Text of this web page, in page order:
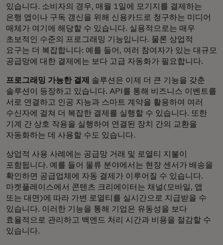
있습니다. 소비자의 경우, 매월 1일에 모기지를 결제하는
은행 앱이나 구독 갱신을 위해 신용카드로 청구하는 미디어
매체가 여기에 해당할 수 있습니다. 실용적으로는 매우
초보적인 수준의 프로그래밍 기능입니다. 물론 상업적
요구는 더 복잡합니다: 예를 들어, 여러 참여자가 있는 대규모
공급망에 대한 결제에는 보다 고급 자동화가 필요합니다.
프로그래밍 가능한 결제
솔루션은 이제 더 큰 기능을 갖춘
솔루션이 등장하고 있습니다. API를 통해 비즈니스 이벤트를
서로 연결하고 인공 지능과 스마트 계약을 활용하여 여러
수신자에 걸쳐 더 복잡한 결제를 실행할 수 있습니다. 또한
기계 간 상호 작용을 실행하여 연결된 장치 간의 교환을
자동화하는 데 사용할 수도 있습니다.
상업적 사용 사례에는 공급망 거래 및 로열티 지불이
포함됩니다. 예를 들어 물류 분야에서는 현장 센서가 배송을
확인하면 공급업체에 자동 결제가 이루어질 수 있습니다.
마켓플레이스에서 콘텐츠 크리에이터는 채널(모바일, 앱
또는 대면)에 따라 가변 로열티를 실시간으로 지급받을 수
있습니다. 이러한 기능을 통해 기업은 유동성을 보다
효율적으로 관리하고 백엔드 처리 시간과 비용을 절감할 수
있습니다.